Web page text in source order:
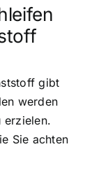
gibt
werden
erzielen.
Sie achten